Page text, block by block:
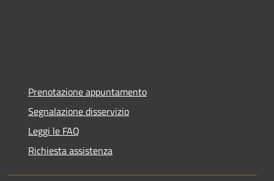
Prenotazione appuntamento
Segnalazione disservizio
Leggi le FAQ
Richiesta assistenza